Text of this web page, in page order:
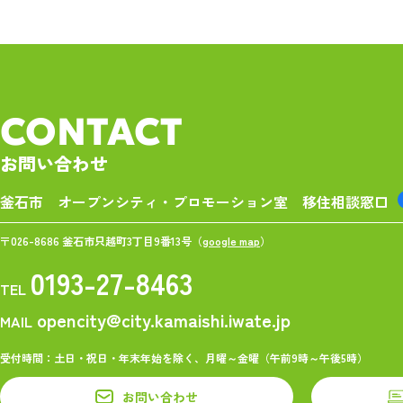
CONTACT
お問い合わせ
釜石市 オープンシティ・プロモーション室 移住相談窓口
〒026-8686 釜石市只越町3丁目9番13号（google map）
TEL 0193-27-8463
MAIL opencity@city.kamaishi.iwate.jp
受付時間：土日・祝日・年末年始を除く、月曜～金曜（午前9時～午後5時）
お問い合わせ